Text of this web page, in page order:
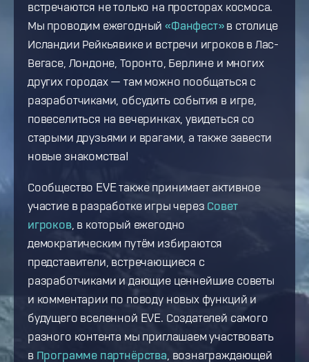
встречаются не только на просторах космоса.
Мы проводим ежегодный«Фанфест»в столице
Исландии Рейкьявике и встречи игроков в Лас-
Вегасе, Лондоне, Торонто, Берлине и многих
других городах — там можно пообщаться с
разработчиками, обсудить события в игре,
повеселиться на вечеринках, увидеться со
старыми друзьями и врагами, а также завести
новые знакомства!
Сообщество EVE также принимает активное
участие в разработке игры через Совет
игроков, в который ежегодно
демократическим путём избираются
представители, встречающиеся с
разработчиками и дающие ценнейшие советы
и комментарии по поводу новых функций и
будущего вселенной EVE. Создателей самого
разного контента мы приглашаем участвовать
в Программе партнёрства , вознаграждающей